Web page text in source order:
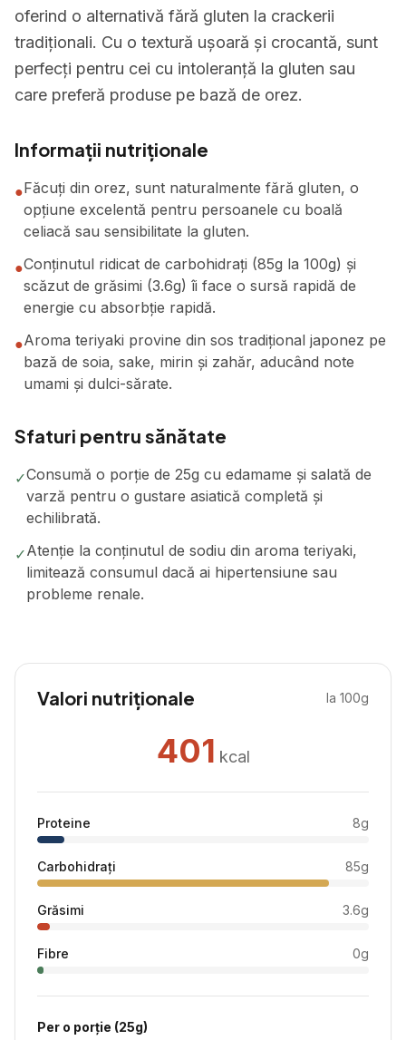
oferind o alternativă fără gluten la crackerii
tradiționali. Cu o textură ușoară și crocantă, sunt
perfecți pentru cei cu intoleranță la gluten sau
care preferă produse pe bază de orez.
Informații nutriționale
●Făcuți din orez, sunt naturalmente fără gluten, o
opțiune excelentă pentru persoanele cu boală
celiacă sau sensibilitate la gluten.
●Conținutul ridicat de carbohidrați (85g la 100g) și
scăzut de grăsimi (3.6g) îi face o sursă rapidă de
energie cu absorbție rapidă.
●Aroma teriyaki provine din sos tradițional japonez pe
bază de soia, sake, mirin și zahăr, aducând note
umami și dulci-sărate.
Sfaturi pentru sănătate
✓Consumă o porție de 25g cu edamame și salată de
varză pentru o gustare asiatică completă și
echilibrată.
✓Atenție la conținutul de sodiu din aroma teriyaki,
limitează consumul dacă ai hipertensiune sau
probleme renale.
Valori nutriționale la 100g
401 kcal
Proteine 8g
Carbohidrați 85g
Grăsimi 3.6g
Fibre 0g
Per o porție (25g)